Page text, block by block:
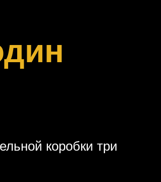
коробки три